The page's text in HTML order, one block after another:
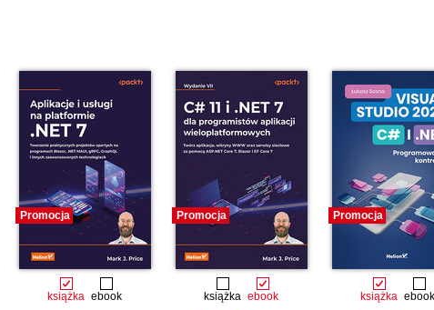
Promocja
książka ebook
Promocja
książka ebook
Promocja
książka ebook